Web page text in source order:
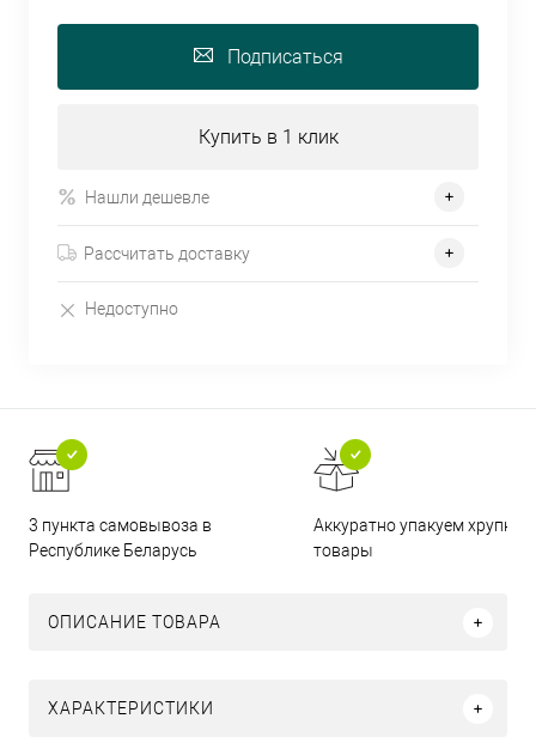
Подписаться
Купить в 1 клик
Нашли дешевле
Рассчитать доставку
Недоступно
3 пункта самовывоза в
Республике Беларусь
Аккуратно упакуем хрупкие
товары
ОПИСАНИЕ ТОВАРА
ХАРАКТЕРИСТИКИ